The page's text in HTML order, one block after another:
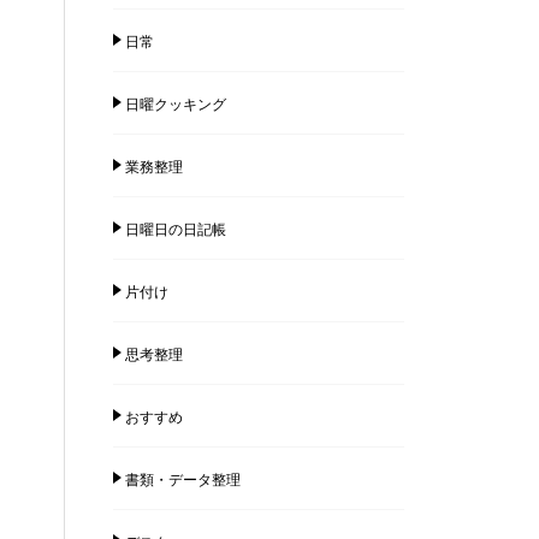
日常
日曜クッキング
業務整理
日曜日の日記帳
片付け
思考整理
おすすめ
書類・データ整理